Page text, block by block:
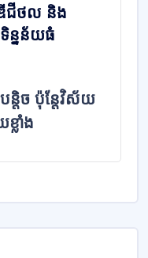
ឌីជីថល និង
ន្នន័យធំ
ន្តិច ប៉ុន្តែវិស័យ
លាំង